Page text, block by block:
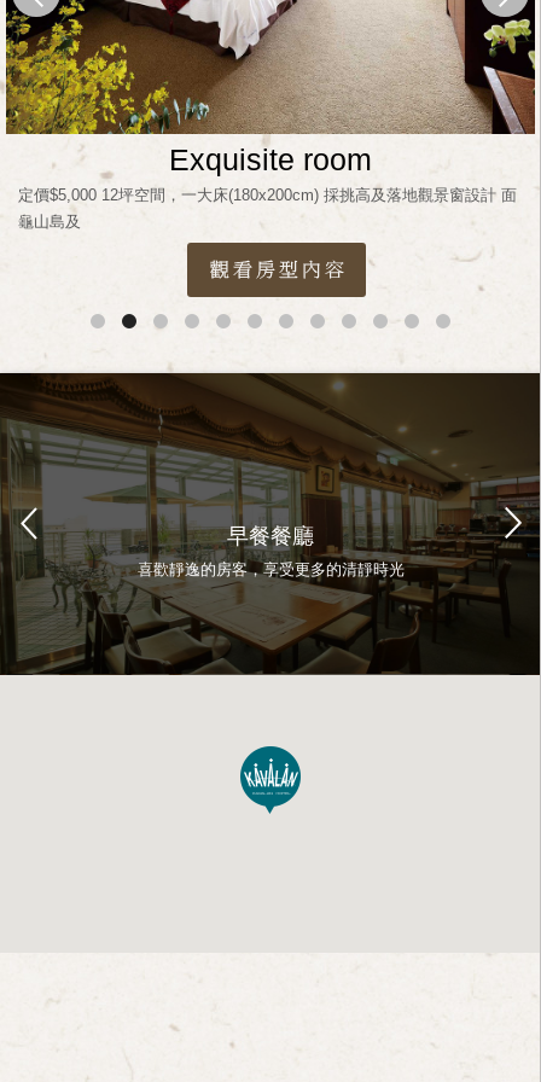
Exquisite room
定價$5,000 12坪空間，一大床(180x200cm) 採挑高及落地觀景窗設計 面
龜山島及
早餐餐廳
喜歡靜逸的房客，享受更多的清靜時光